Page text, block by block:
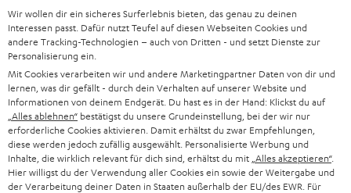
„… eine Fülle und Natürlichkeit, die stundenlanges Zuhören
ermöglichen.“
www.allesbeste.de
Stand 05.04.2023
Mehr...
Wir wollen dir ein sicheres Surferlebnis bieten, das genau zu deinen
Interessen passt. Dafür nutzt Teufel auf diesen Webseiten Cookies und
andere Tracking-Technologien – auch von Dritten - und setzt Dienste zur
Personalisierung ein.
Mit Cookies verarbeiten wir und andere Marketingpartner Daten von dir und
lernen, was dir gefällt - durch dein Verhalten auf unserer Website und
Informationen von deinem Endgerät. Du hast es in der Hand: Klickst du auf
„Alles ablehnen“ bestätigst du unsere Grundeinstellung, bei der wir nur
erforderliche Cookies aktivieren. Damit erhältst du zwar Empfehlungen,
diese werden jedoch zufällig ausgewählt. Personalisierte Werbung und
Inhalte, die wirklich relevant für dich sind, erhältst du mit „Alles akzeptieren“.
Hier willigst du der Verwendung aller Cookies ein sowie der Weitergabe und
der Verarbeitung deiner Daten in Staaten außerhalb der EU/des EWR. Für